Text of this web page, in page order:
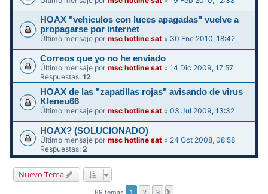
HOAX "vehículos con luces apagadas" vuelve a
propagarse por internet
Último mensaje pormsc hotline sat « 30 Ene 2010, 18:42
Correos que yo no he enviado
Último mensaje pormsc hotline sat «14 Dic 2009, 17:57
Respuestas:12
HOAX de las "zapatillas rojas" avisando de virus
Kleneu66
Último mensaje pormsc hotline sat «03 Jul 2009, 13:32
HOAX? (SOLUCIONADO)
Último mensaje pormsc hotline sat « 24 Oct 2008, 08:58
Respuestas:2
Nuevo Tema
89 temas